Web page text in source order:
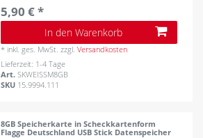
5,90 € *
In den Warenkorb
* inkl. ges. MwSt. zzgl.Versandkosten
Lieferzeit: 1-4 Tage
Art.SKWEISSM8GB
SKU 15.9994.111
8GB Speicherkarte in Scheckkartenform
Flagge Deutschland USB Stick Datenspeicher